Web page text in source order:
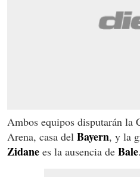
Ambos equipos disputarán
Arena, casa del Bayern, y la
Zidane es la ausencia de Bale.